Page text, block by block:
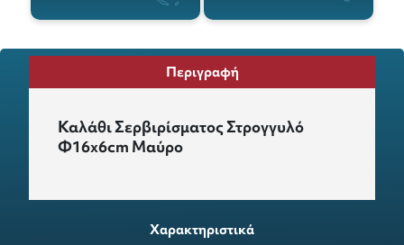
Περιγραφή
Καλάθι Σερβιρίσματος Στρογγυλό
Φ16x6cm Μαύρο
Χαρακτηριστικά